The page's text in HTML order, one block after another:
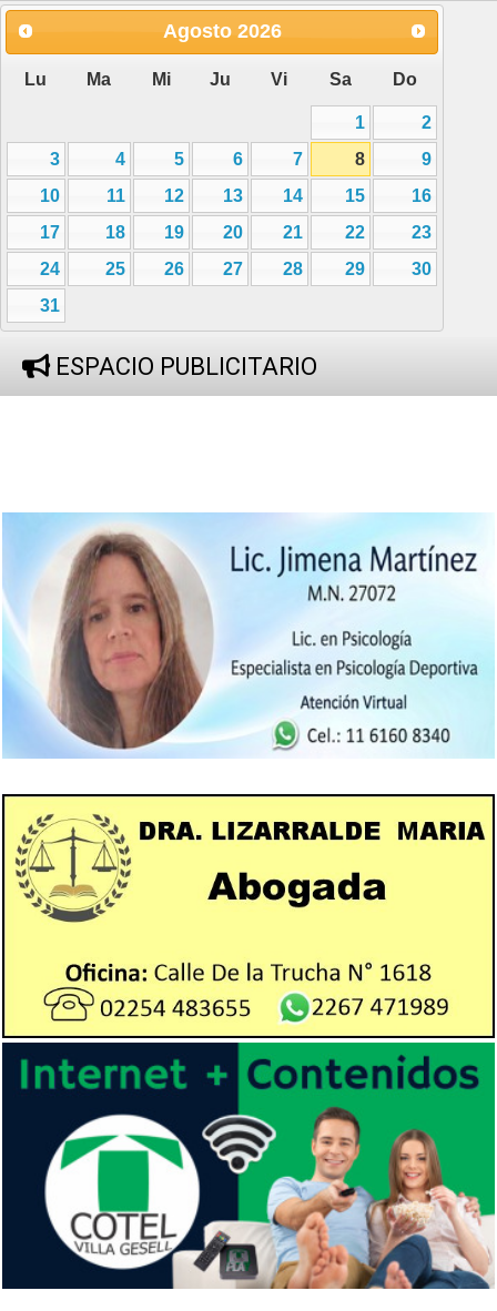
Agosto 2026
Lu Ma Mi Ju Vi Sa Do
1
2
3
4 5 6 7 8
9
10
11 12 13 14 15
16
17
18 19 20 21 22
23
24
25 26 27 28 29
30
31
ESPACIO PUBLICITARIO